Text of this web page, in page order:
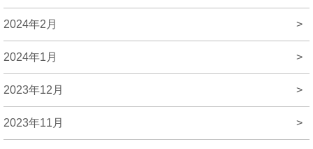
2024年2月 >
2024年1月 >
2023年12月 >
2023年11月 >